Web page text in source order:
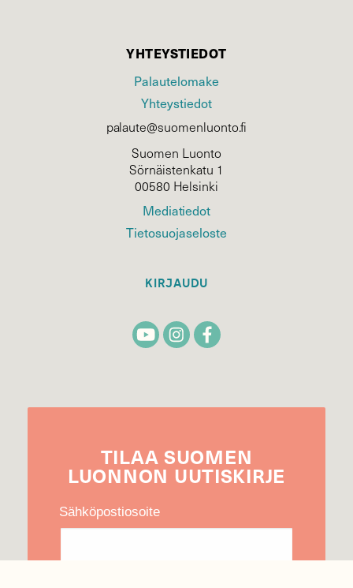
YHTEYSTIEDOT
Palautelomake
Yhteystiedot
palaute@suomenluonto.fi
Suomen Luonto
Sörnäistenkatu 1
00580 Helsinki
Mediatiedot
Tietosuojaseloste
KIRJAUDU
TILAA SUOMEN
LUONNON UUTIS­KIRJE
Sähköpostiosoite